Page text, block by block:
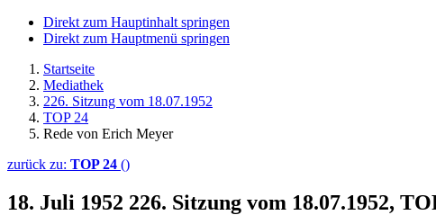
Direkt zum Hauptinhalt springen
Direkt zum Hauptmenü springen
Startseite
Mediathek
226. Sitzung vom 18.07.1952
TOP 24
Rede von Erich Meyer
zurück zu: TOP 24 ()
18. Juli 1952 226. Sitzung vom 18.07.1952,